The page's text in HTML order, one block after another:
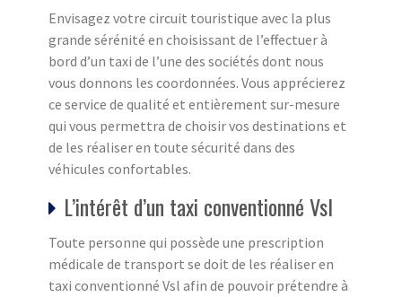
Envisagez votre circuit touristique avec la plus
grande sérénité en choisissant de l’effectuer à
bord d’un taxi de l’une des sociétés dont nous
vous donnons les coordonnées. Vous apprécierez
ce service de qualité et entièrement sur-mesure
qui vous permettra de choisir vos destinations et
de les réaliser en toute sécurité dans des
véhicules confortables.
L’intérêt d’un taxi conventionné Vsl
Toute personne qui possède une prescription
médicale de transport se doit de les réaliser en
taxi conventionné Vsl afin de pouvoir prétendre à